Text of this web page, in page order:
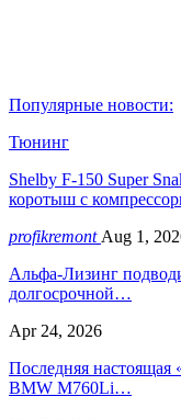
Популярные новости:
Тюнинг
Shelby F-150 Super
коротыш с
profikremont Aug 1,
Альфа-Лизинг
долгосрочной…
Apr 24, 2026
Последняя настоящая
BMW M760Li…